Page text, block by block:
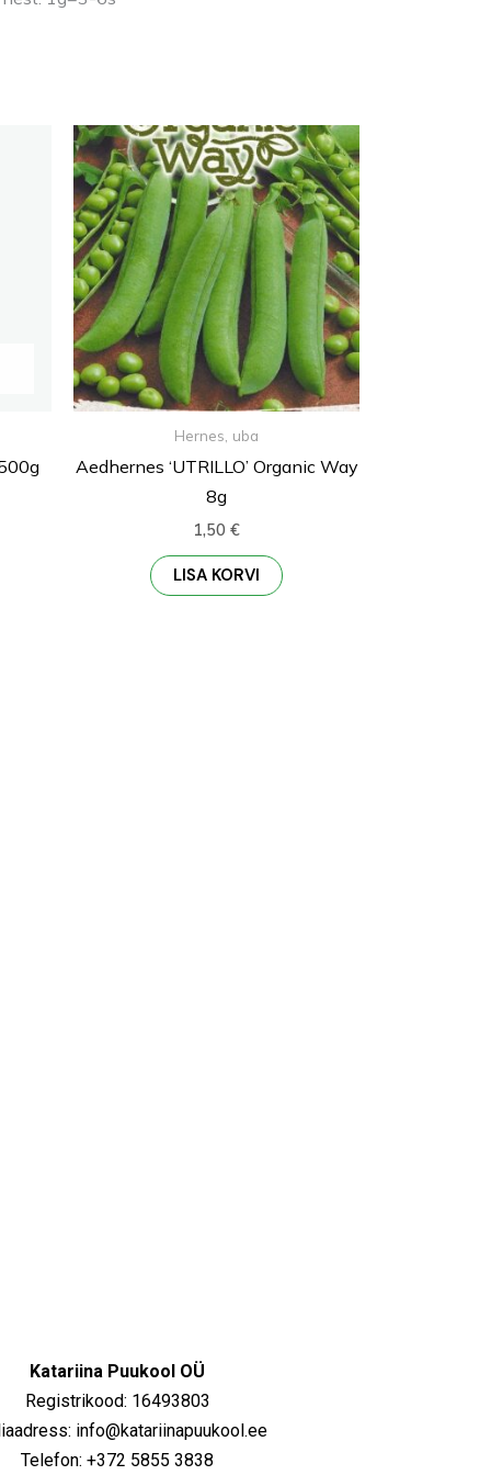
Hernes, uba
Aedhernes ‘UTRILLO’ Organic Way
8g
1,50 €
LISA KORVI
Katariina Puukool OÜ
Registrikood: 16493803
info@katariinapuukool.ee
Telefon: +372 5855 3838